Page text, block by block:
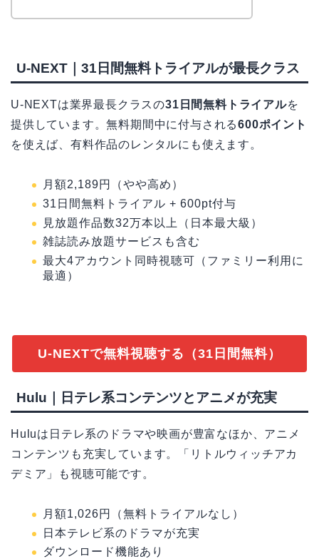
U-NEXT｜31日間無料トライアルが最長クラス
U-NEXTは業界最長クラスの31日間無料トライアルを
提供しています。無料期間中に付与される600ポイント
を使えば、有料作品のレンタルにも使えます。
月額2,189円（やや高め）
31日間無料トライアル + 600pt付与
見放題作品数32万本以上（日本最大級）
雑誌読み放題サービスも含む
最大4アカウント同時視聴可（ファミリー利用に
最適）
U-NEXTで無料視聴する（31日間無料）
Hulu｜日テレ系コンテンツとアニメが充実
Huluは日テレ系のドラマや映画が豊富なほか、アニメ
コンテンツも充実しています。「リトルウィッチアカ
デミア」も視聴可能です。
月額1,026円（無料トライアルなし）
日本テレビ系のドラマが充実
ダウンロード機能あり